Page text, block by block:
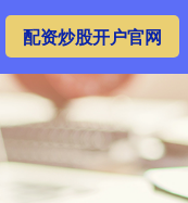
配资炒股开户官网